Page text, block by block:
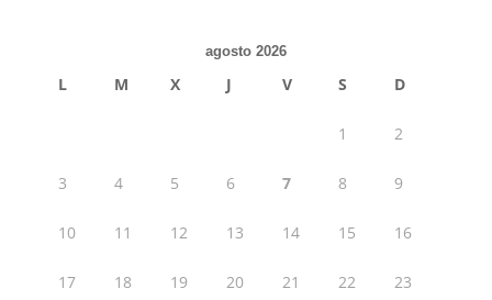
agosto 2026
L M X J V S D
1 2
3 4 5 6 7 8 9
10 11 12 13 14 15 16
17 18 19 20 21 22 23